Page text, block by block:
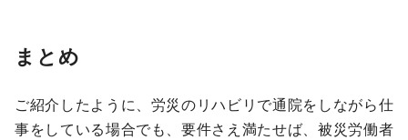
まとめ
ご紹介したように、労災のリハビリで通院をしながら仕
事をしている場合でも、要件さえ満たせば、被災労働者